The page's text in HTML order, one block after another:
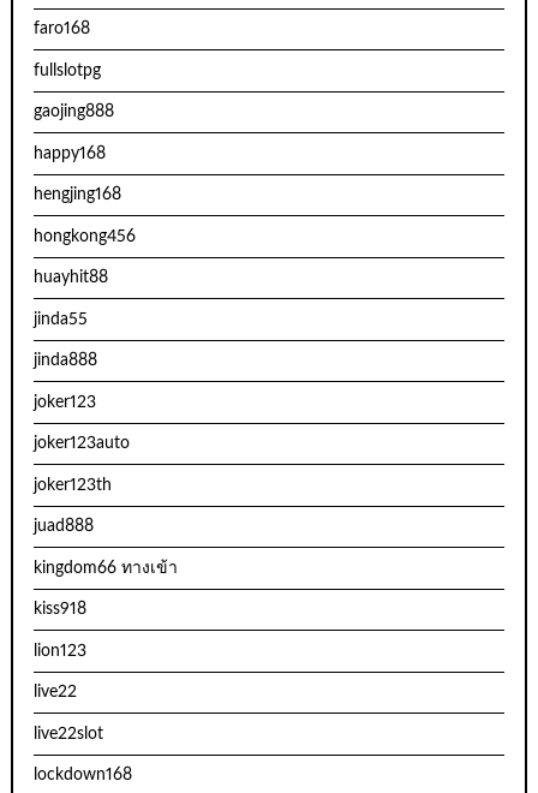
faro168
fullslotpg
gaojing888
happy168
hengjing168
hongkong456
huayhit88
jinda55
jinda888
joker123
joker123auto
joker123th
juad888
kingdom66 ทางเข้า
kiss918
lion123
live22
live22slot
lockdown168